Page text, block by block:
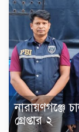
নারায়ণগঞ্জে
গ্রেপ্তার ২